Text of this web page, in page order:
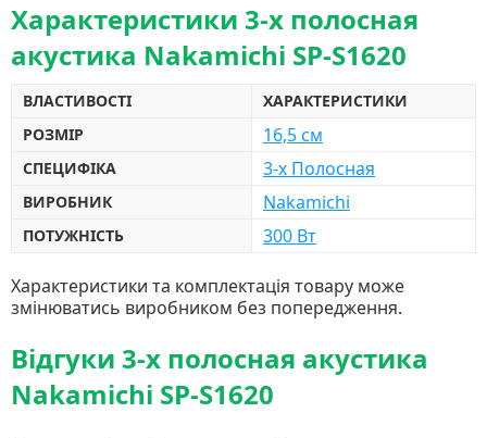
Характеристики 3-х полосная
акустика Nakamichi SP-S1620
ВЛАСТИВОСТІ
ХАРАКТЕРИСТИКИ
РОЗМІР
16,5 см
СПЕЦИФІКА 3-х Полосная
ВИРОБНИК Nakamichi
ПОТУЖНІСТЬ 300 Вт
Характеристики та комплектація товару може
змінюватись виробником без попередження.
Відгуки 3-х полосная акустика
Nakamichi SP-S1620